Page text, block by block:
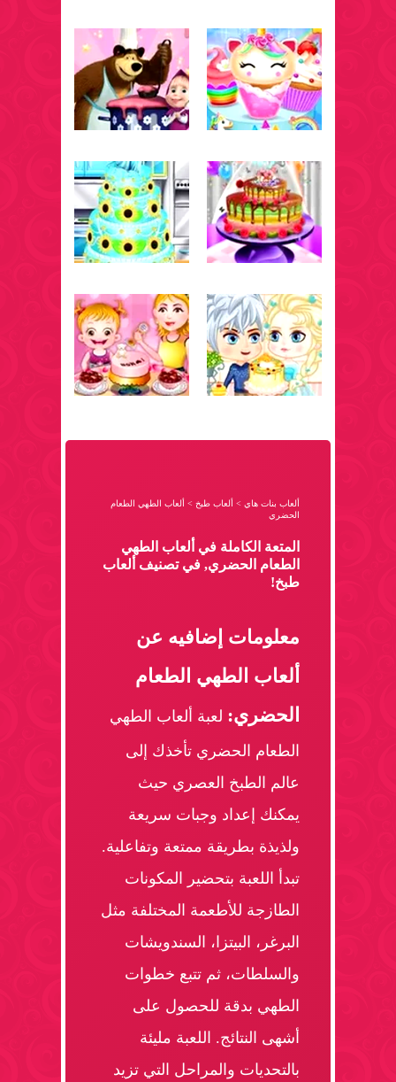
ألعاب بنات هاي > ألعاب طبخ > ألعاب الطهي الطعام
الحضري
المتعة الكاملة في ألعاب الطهي
الطعام الحضري, في تصنيف ألعاب
طبخ!
معلومات إضافيه عن
ألعاب الطهي الطعام
الحضري: لعبة ألعاب الطهي
الطعام الحضري تأخذك إلى
عالم الطبخ العصري حيث
يمكنك إعداد وجبات سريعة
ولذيذة بطريقة ممتعة وتفاعلية.
تبدأ اللعبة بتحضير المكونات
الطازجة للأطعمة المختلفة مثل
البرغر، البيتزا، السندويشات
والسلطات، ثم تتبع خطوات
الطهي بدقة للحصول على
أشهى النتائج. اللعبة مليئة
بالتحديات والمراحل التي تزيد